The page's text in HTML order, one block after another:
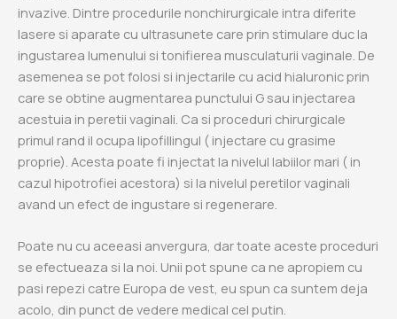
invazive. Dintre procedurile nonchirurgicale intra diferite
lasere si aparate cu ultrasunete care prin stimulare duc la
ingustarea lumenului si tonifierea musculaturii vaginale. De
asemenea se pot folosi si injectarile cu acid hialuronic prin
care se obtine augmentarea punctului G sau injectarea
acestuia in peretii vaginali. Ca si proceduri chirurgicale
primul rand il ocupa lipofillingul ( injectare cu grasime
proprie). Acesta poate fi injectat la nivelul labiilor mari ( in
cazul hipotrofiei acestora) si la nivelul peretilor vaginali
avand un efect de ingustare si regenerare.
Poate nu cu aceeasi anvergura, dar toate aceste proceduri
se efectueaza si la noi. Unii pot spune ca ne apropiem cu
pasi repezi catre Europa de vest, eu spun ca suntem deja
acolo, din punct de vedere medical cel putin.